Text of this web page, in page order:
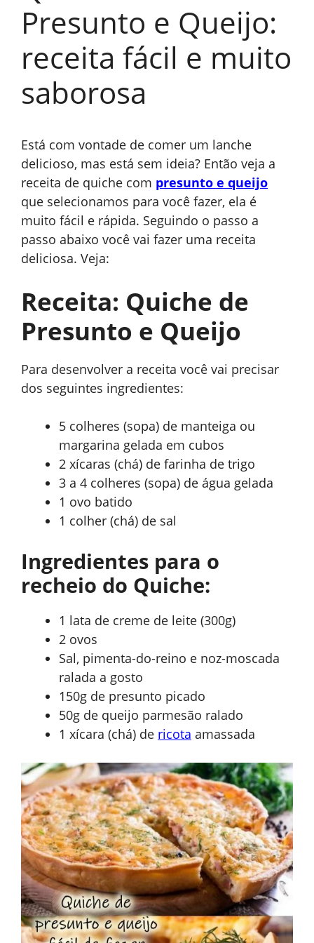
Presunto e Queijo:
receita fácil e muito
saborosa
Está com vontade de comer um lanche
delicioso, mas está sem ideia? Então veja a
receita de quiche com presunto e queijo
que selecionamos para você fazer, ela é
muito fácil e rápida. Seguindo o passo a
passo abaixo você vai fazer uma receita
deliciosa. Veja:
Receita: Quiche de
Presunto e Queijo
Para desenvolver a receita você vai precisar
dos seguintes ingredientes:
5 colheres (sopa) de manteiga ou
margarina gelada em cubos
2 xícaras (chá) de farinha de trigo
3 a 4 colheres (sopa) de água gelada
1 ovo batido
1 colher (chá) de sal
Ingredientes para o
recheio do Quiche:
1 lata de creme de leite (300g)
2 ovos
Sal, pimenta-do-reino e noz-moscada
ralada a gosto
150g de presunto picado
50g de queijo parmesão ralado
1 xícara (chá) de ricota amassada